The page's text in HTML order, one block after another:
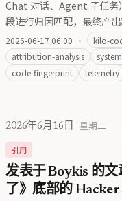
Chat 对话、Agent 子任务
段进行归因匹配，最终产
2026-06-17 06:00 · kilo-
attribution-analysis
code-fingerprint
telemetry
2026年6月16日 星期二
引用
发表于 Boykis 的
了》底部的